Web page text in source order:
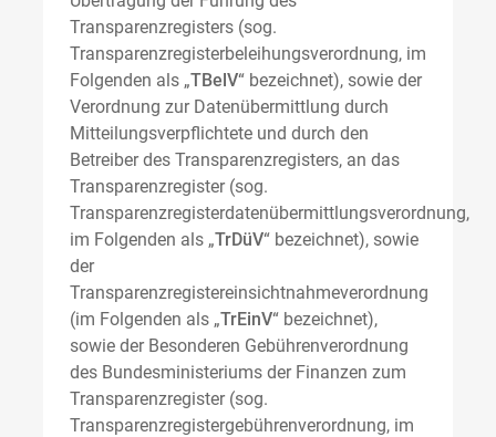
Transparenzregisters (sog.
Transparenzregisterbeleihungsverordnung, im
Folgenden als „TBelV“ bezeichnet), sowie der
Verordnung zur Datenübermittlung durch
Mitteilungsverpflichtete und durch den
Betreiber des Transparenzregisters, an das
Transparenzregister (sog.
Transparenzregisterdatenübermittlungsverordnung,
im Folgenden als „TrDüV“ bezeichnet), sowie
der
Transparenzregistereinsichtnahmeverordnung
(im Folgenden als „TrEinV“ bezeichnet),
sowie der Besonderen Gebührenverordnung
des Bundesministeriums der Finanzen zum
Transparenzregister (sog.
Transparenzregistergebührenverordnung, im